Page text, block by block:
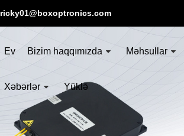
ricky01@boxoptronics.com
Ev Bizim haqqımızda Məhsullar
Xəbərlər Yüklə